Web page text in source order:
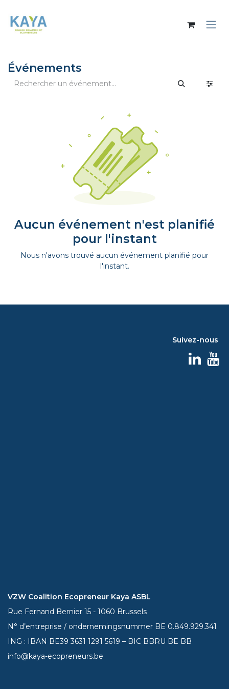
Événements
Aucun événement n'est planifié
pour l'instant
Nous n'avons trouvé aucun événement planifié pour
l'instant.
Suivez-nous
VZW Coalition Ecopreneur Kaya ASBL
Rue Fernand Bernier 15 - 1060 Brussels
N° d’entreprise / ondernemingsnummer BE 0.849.929.341
ING : IBAN BE393631 1291 5619 – BIC BBRU BE BB
info@kaya-ecopreneurs.be